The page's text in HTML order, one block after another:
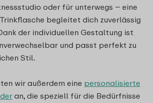
oder für unterwegs – eine
begleitet dich zuverlässig
der individuellen Gestaltung ist
und passt perfekt zu
Stil.
wir außerdem eine personalisierte
an, die speziell für die Bedürfnisse